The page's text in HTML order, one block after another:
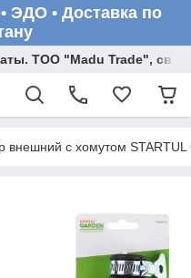
ЭДО • Доставка по
ТОО "Madu Trade",
внешний с хомутом